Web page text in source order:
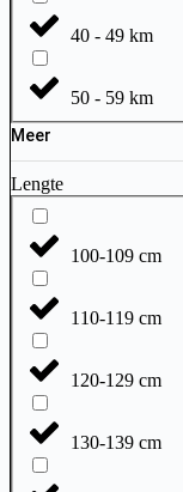
40 - 49 km
50 - 59 km
Meer
Lengte
100-109 cm
110-119 cm
120-129 cm
130-139 cm